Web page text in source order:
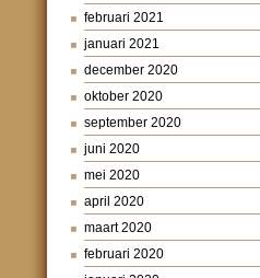
februari 2021
januari 2021
december 2020
oktober 2020
september 2020
juni 2020
mei 2020
april 2020
maart 2020
februari 2020